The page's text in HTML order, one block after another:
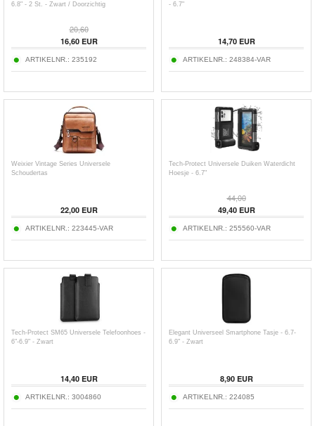
6.8" - 2 St. - Zwart / Doorzichtig
20,60
16,60EUR
ARTIKELNR.: 235192
- 6.7"
14,70EUR
ARTIKELNR.: 248384-VAR
Weixier Vintage Series Universele
Schoudertas
22,00EUR
ARTIKELNR.: 223445-VAR
Tech-Protect Universele Duiken Waterdicht
Hoesje - 6.7"
44,00
49,40EUR
ARTIKELNR.: 255560-VAR
Tech-Protect SM65 Universele Telefoonhoes -
6"-6.9" - Zwart
14,40EUR
ARTIKELNR.: 3004860
Elegant Universeel Smartphone Tasje - 6.7-
6.9" - Zwart
8,90EUR
ARTIKELNR.: 224085